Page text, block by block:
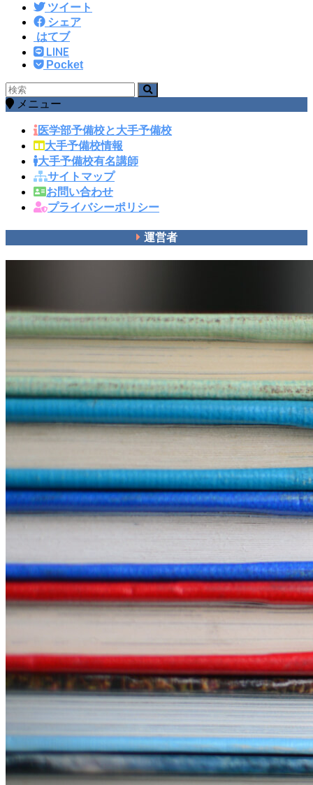
ツイート
シェア
はてブ
LINE
Pocket
メニュー
医学部予備校と大手予備校
大手予備校情報
大手予備校有名講師
サイトマップ
お問い合わせ
プライバシーポリシー
運営者